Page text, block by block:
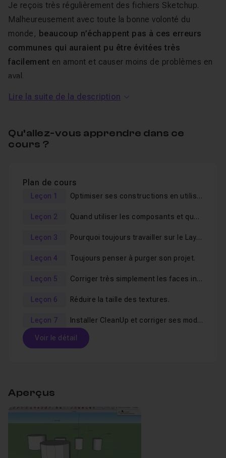
Je reçois très régulièrement des fichiers Sketchup.
Malheureusement avec toute la bonne volonté du
monde, beaucoup n’échappent pas à ces erreurs
communes qui auraient pu être évitées très
facilement en amont et causer moins de problèmes en
aval.
Ne pas optimiser ses constructions.
Ne pas travailler que sur le calque zéro.
Ne pas purger son projet.
Utiliser de trop grosses textures.
Ne pas utiliser CleanUp.
Ces erreurs, je vais les passer au peigne fin
en
prenant le temps de vousmontrer la méthode qui
Du manque d’optimisation, au problème de texture en
passant par la mauvaise utilisation des groupes,
éviter les catastrophes . Rassurez-vous, ces erreurs
sont
faciles à éviter
et la bonne méthode assimilable en
un rien de temps !
Lire la suite de la description
Qu’allez-vous apprendre dans ce
cours ?
Plan de cours
Leçon 1 Optimiser ses constructions en utilisant l'Outil adoucir les arêtes
Leçon 2 Quand utiliser les composants et quand utiliser les groupes ?
Leçon 3 Pourquoi toujours travailler sur le Layer0.
Leçon 4 Toujours penser à purger son projet.
Leçon 5 Corriger très simplement les faces inversées.
Leçon 6 Réduire la taille des textures.
Leçon 7 Installer CleanUp et corriger ses modèles en un clique !
Voir le détail
Quand utiliser les composants et quand
Aperçus